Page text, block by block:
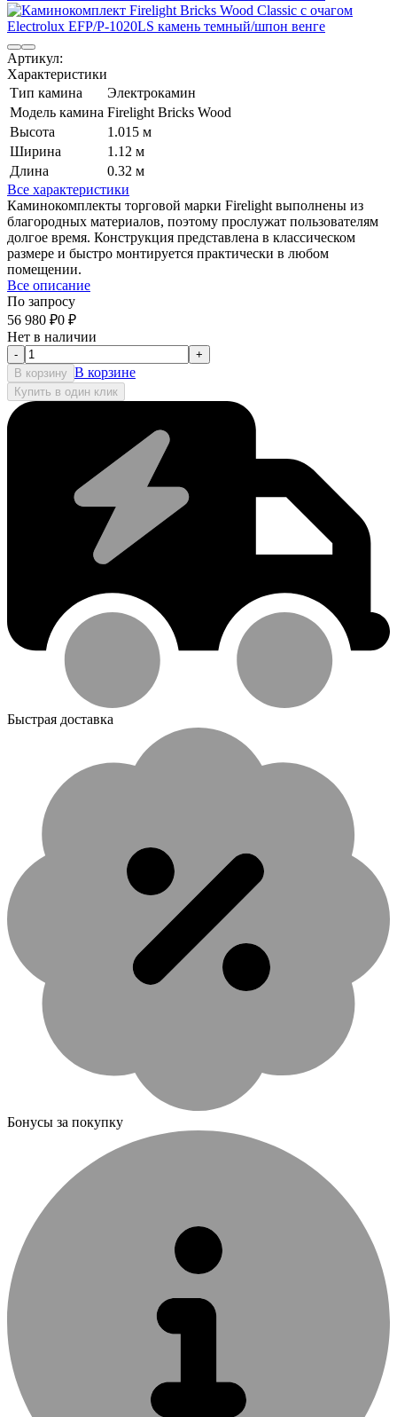
Артикул:
Характеристики
Тип камина
Электрокамин
Модель камина Firelight Bricks Wood
Высота
1.015 м
Ширина
1.12 м
Длина
0.32 м
Все характеристики
Каминокомплекты торговой марки Firelight выполнены из
благородных материалов, поэтому прослужат пользователям
долгое время. Конструкция представлена в классическом
размере и быстро монтируется практически в любом
помещении.
Все описание
По запросу
56 980 ₽0 ₽
Нет в наличии
-
+
В корзину В корзине
Купить в один клик
Быстрая доставка
Бонусы за покупку